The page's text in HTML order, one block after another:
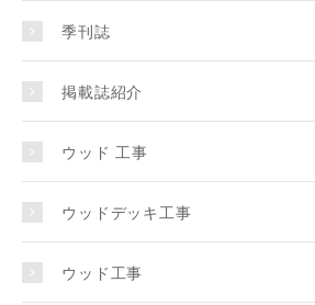
季刊誌
掲載誌紹介
ウッド 工事
ウッドデッキ工事
ウッド工事